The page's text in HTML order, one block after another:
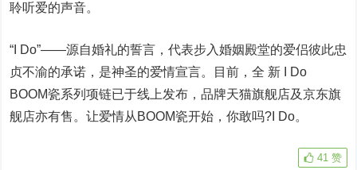
聆听爱的声音。
“I Do”——源自婚礼的誓言，代表步入婚姻殿堂的爱侣彼此忠
贞不渝的承诺，是神圣的爱情宣言。目前，全 新 I Do
BOOM瓷系列项链已于线上发布，品牌天猫旗舰店及京东旗
舰店亦有售。让爱情从BOOM瓷开始，你敢吗?I Do。
41 赞